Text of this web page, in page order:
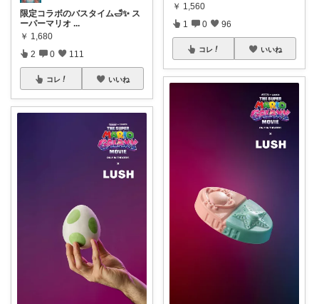
限定コラボのバスタイム🛁✨ ス
ーパーマリオ ...
￥ 1,680
2 0 111
コレ いいね
￥ 1,560
1 0 96
コレ いいね